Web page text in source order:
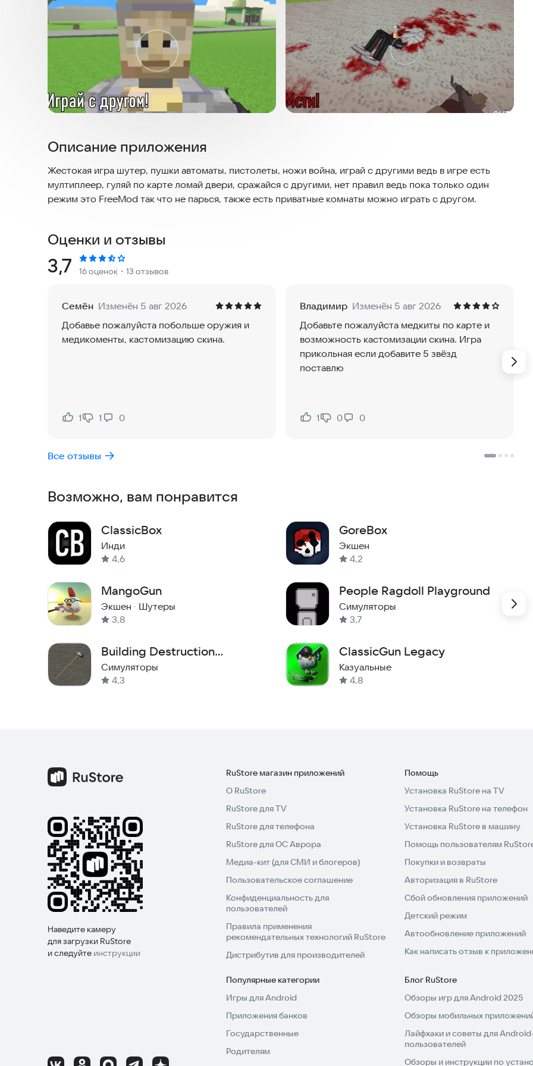
Описание приложения
Жестокая игра шутер, пушки автоматы, пистолеты, ножи война, играй с другими ведь в игре есть
мултиплеер, гуляй по карте ломай двери, сражайся с другими, нет правил ведь пока только один
режим это FreeMod так что не парься, также есть приватные комнаты можно играть с другом.
Оценки и отзывы
Рейтинг:
3,7 16 оценок ・13 отзывов
Семён Изменён 5 авг 2026
Добавье пожалуйста побольше оружия и
медикоменты, кастомизацию скина.
Нравится:
1
Не нравится:
1 0
Владимир Изменён 5 авг 2026
Добавьте пожалуйста медкиты по карте и
возможность кастомизации скина. Игра
прикольная если добавите 5 звёзд
поставлю
Нравится:
1
Не нравится:
0 0
Все отзывы
Возможно, вам понравится
ClassicBox
Инди
4,6
MangoGun
Экшен · Шутеры
3,8
Building Destruction
Prototype
Симуляторы
4,3
GoreBox
Экшен
4,2
People Ragdoll Playground
Симуляторы
3,7
ClassicGun Legacy
Казуальные
4,8
Наведите камеру
для загрузки RuStore
и следуйте инструкции
RuStore магазин приложений
О RuStore
RuStore для TV
RuStore для телефона
RuStore для ОС Аврора
Медиа-кит (для СМИ и блогеров)
Пользовательское соглашение
Конфиденциальность для
пользователей
Правила применения
рекомендательных технологий RuStore
Дистрибутив для производителей
Помощь
Установка RuStore на TV
Установка RuStore на телефон
Установка RuStore в машину
Помощь пользователям
Покупки и возвраты
Авторизация в RuStore
Сбой обновления приложений
Детский режим
Автообновление приложений
Как написать отзыв к
Популярные категории
Игры для Android
Приложения банков
Государственные
Родителям
Блог RuStore
Обзоры игр для Android 2025
Обзоры мобильных
Лайфхаки и советы для
пользователей
Обзоры и инструкции по